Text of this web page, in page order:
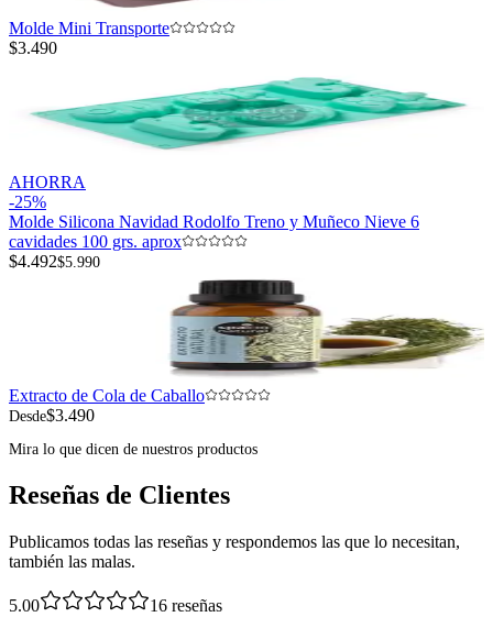
Molde Mini Transporte
$3.490
AHORRA
-25%
Molde Silicona Navidad Rodolfo Treno y Muñeco Nieve 6
cavidades 100 grs. aprox
$4.492$5.990
Extracto de Cola de Caballo
Desde$3.490
Mira lo que dicen de nuestros productos
Reseñas de Clientes
Publicamos todas las reseñas y respondemos las que lo necesitan,
también las malas.
5.00 16 reseñas